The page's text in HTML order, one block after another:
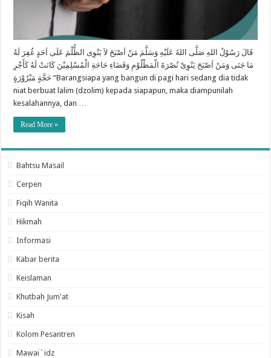
قَالَ رَسُوْلُ اللهِ صَلَّى اللهُ عَلَيْهِ وَسَلَّمَ مَنْ اَصْبَحَ لاَ يَنْوِى الظُّلْمَ عَلَى اَحَدٍ غُفِرَ لَهُ
مَا جَنَى وَمَنْ اَصْبَحَ يَنْوِىْ نُصْرَةَ الْمَظْلُوْمِ وَقَضَاءِ حَاجَةِ الْمُسْلِمِيْنَ كَانَتْ لَهُ كَأَجْرِ
حَجَّةٍ مَبْرُوْرَةٍ “Barangsiapa yang bangun di pagi hari sedang dia tidak
niat berbuat lalim (dzolim) kepada siapapun, maka diampunilah
kesalahannya, dan …
Read More »
Bahtsu Masail
Cerpen
Fiqih Wanita
Hikmah
Informasi
Kabar berita
Keislaman
Khutbah Jum'at
Kisah
Kolom Pesantren
Mawai`idz